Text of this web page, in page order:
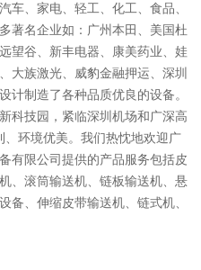
车、家电、轻工、化工、食品、
著名企业如：广州本田、美国杜
望谷、新丰电器、康美药业、娃
大族激光、威豹金融押运、深圳
计制造了各种品质优良的设备。
科技园，紧临深圳机场和广深高
环境优美。我们热忱地欢迎广
有限公司提供的产品服务包括皮
、滚筒输送机、链板输送机、悬
备、伸缩皮带输送机、链式机、